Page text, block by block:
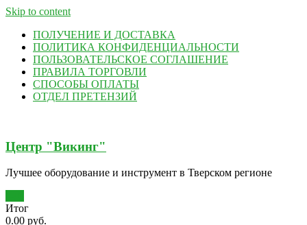
Skip to content
ПОЛУЧЕНИЕ И ДОСТАВКА
ПОЛИТИКА КОНФИДЕНЦИАЛЬНОСТИ
ПОЛЬЗОВАТЕЛЬСКОЕ СОГЛАШЕНИЕ
ПРАВИЛА ТОРГОВЛИ
СПОСОБЫ ОПЛАТЫ
ОТДЕЛ ПРЕТЕНЗИЙ
Центр "Викинг"
Лучшее оборудование и инструмент в Тверском регионе
Итог
0.00 руб.